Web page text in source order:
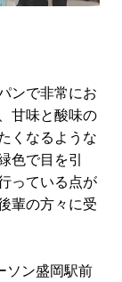
ンで非常にお
甘味と酸味の
くなるような
色で目を引
っている点が
輩の方々に受
ソン盛岡駅前